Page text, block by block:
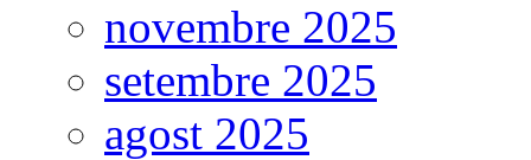
novembre 2025
setembre 2025
agost 2025